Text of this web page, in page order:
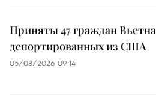
Приняты 47 граждан
депортированных из США
05/08/2026 09:14